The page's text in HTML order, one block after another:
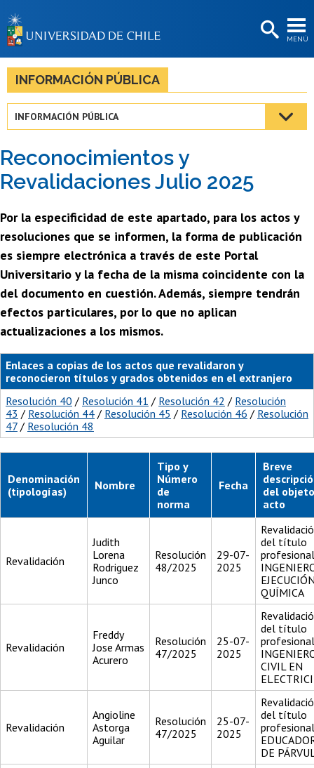
MENÚ
BIBLIOTECAS
LA UNIVERSIDAD
Estudiantes
Académicas/os
Funcionarias/os
Egresadas/os
INFORMACIÓN PÚBLICA
INFORMACIÓN PÚBLICA
Reconocimientos y
Revalidaciones Julio 2025
Por la especificidad de este apartado, para los actos y
resoluciones que se informen, la forma de publicación
es siempre electrónica a través de este Portal
Universitario y la fecha de la misma coincidente con la
del documento en cuestión. Además, siempre tendrán
efectos particulares, por lo que no aplican
actualizaciones a los mismos.
Enlaces a copias de los actos que revalidaron y
reconocieron títulos y grados obtenidos en el extranjero
Resolución 40 / Resolución 41 / Resolución 42 / Resolución
43 / Resolución 44 / Resolución 45 / Resolución 46 / Resolución
47 / Resolución 48
Denominación
(tipologías)
Nombre
Tipo y
Número
de
norma
Fecha
Breve
del
acto
Revalidación
Judith
Lorena
Rodriguez
Junco
Resolución
48/2025
29-07-
2025
del título
QUÍMICA
Revalidación
Freddy
Jose Armas
Acurero
Resolución
47/2025
25-07-
2025
del título
CIVIL EN
Revalidación
Angioline
Astorga
Aguilar
Resolución
47/2025
25-07-
2025
del título
DE